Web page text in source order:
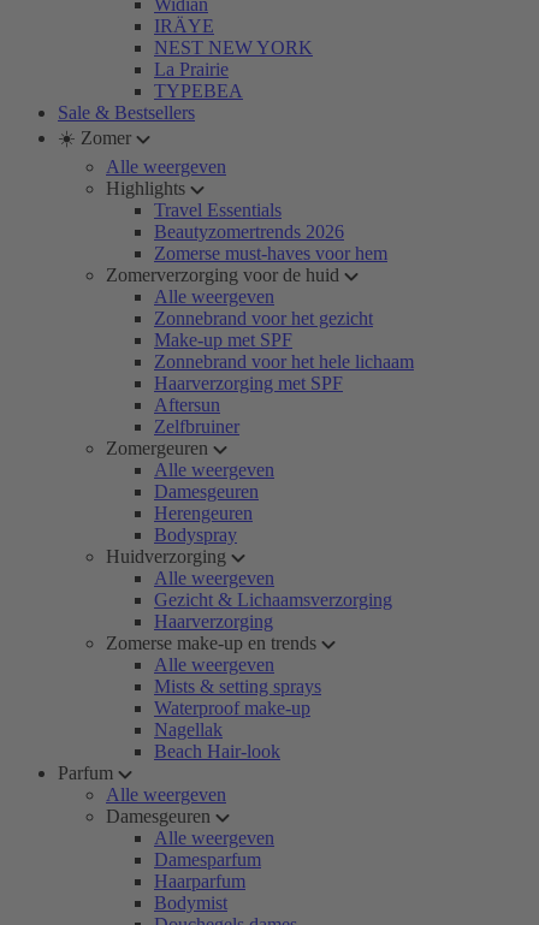
Widian
IRÄYE
NEST NEW YORK
La Prairie
TYPEBEA
Sale & Bestsellers
☀️ Zomer
Alle weergeven
Highlights
Travel Essentials
Beautyzomertrends 2026
Zomerse must-haves voor hem
Zomerverzorging voor de huid
Alle weergeven
Zonnebrand voor het gezicht
Make-up met SPF
Zonnebrand voor het hele lichaam
Haarverzorging met SPF
Aftersun
Zelfbruiner
Zomergeuren
Alle weergeven
Damesgeuren
Herengeuren
Bodyspray
Huidverzorging
Alle weergeven
Gezicht & Lichaamsverzorging
Haarverzorging
Zomerse make-up en trends
Alle weergeven
Mists & setting sprays
Waterproof make-up
Nagellak
Beach Hair-look
Parfum
Alle weergeven
Damesgeuren
Alle weergeven
Damesparfum
Haarparfum
Bodymist